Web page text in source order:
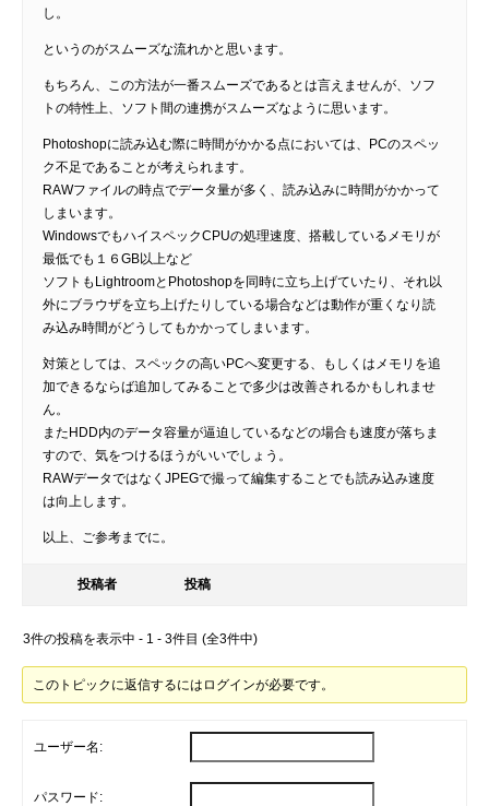
し。
というのがスムーズな流れかと思います。
もちろん、この方法が一番スムーズであるとは言えませんが、ソフ
トの特性上、ソフト間の連携がスムーズなように思います。
Photoshopに読み込む際に時間がかかる点においては、PCのスペッ
ク不足であることが考えられます。
RAWファイルの時点でデータ量が多く、読み込みに時間がかかって
しまいます。
WindowsでもハイスペックCPUの処理速度、搭載しているメモリが
最低でも１６GB以上など
ソフトもLightroomとPhotoshopを同時に立ち上げていたり、それ以
外にブラウザを立ち上げたりしている場合などは動作が重くなり読
み込み時間がどうしてもかかってしまいます。
対策としては、スペックの高いPCへ変更する、もしくはメモリを追
加できるならば追加してみることで多少は改善されるかもしれませ
ん。
またHDD内のデータ容量が逼迫しているなどの場合も速度が落ちま
すので、気をつけるほうがいいでしょう。
RAWデータではなくJPEGで撮って編集することでも読み込み速度
は向上します。
以上、ご参考までに。
投稿者 投稿
3件の投稿を表示中 - 1 - 3件目 (全3件中)
このトピックに返信するにはログインが必要です。
ユーザー名:
パスワード: